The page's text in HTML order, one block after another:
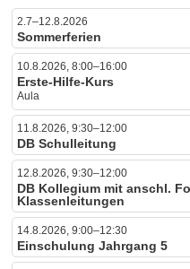
2.7–12.8.2026
Sommerferien
10.8.2026, 8:00–16:00
Erste-Hilfe-Kurs
Aula
11.8.2026, 9:30–12:00
DB Schulleitung
12.8.2026, 9:30–12:00
DB Kollegium mit anschl.
Klassenleitungen
14.8.2026, 9:00–12:30
Einschulung Jahrgang 5